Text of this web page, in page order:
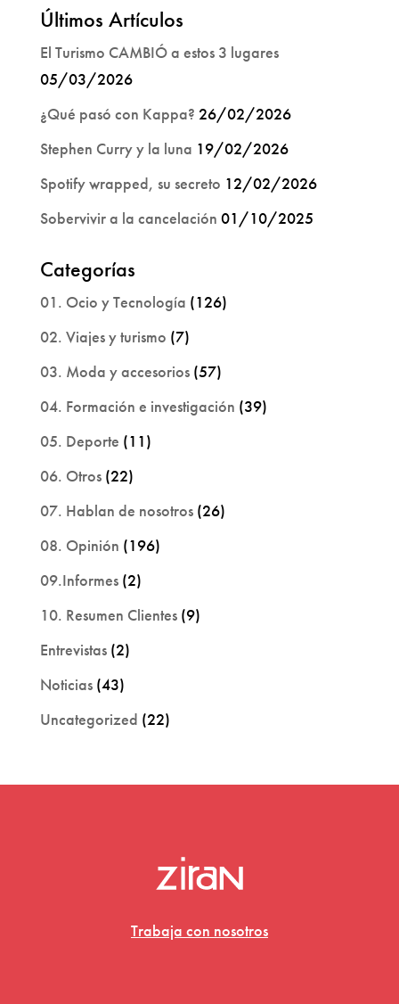
Últimos Artículos
El Turismo CAMBIÓ a estos 3 lugares
05/03/2026
¿Qué pasó con Kappa? 26/02/2026
Stephen Curry y la luna 19/02/2026
Spotify wrapped, su secreto 12/02/2026
Sobervivir a la cancelación 01/10/2025
Categorías
01. Ocio y Tecnología (126)
02. Viajes y turismo (7)
03. Moda y accesorios(57)
04. Formación e investigación (39)
05. Deporte (11)
06. Otros(22)
07. Hablan de nosotros(26)
08. Opinión (196)
09.Informes(2)
10. Resumen Clientes(9)
Entrevistas(2)
Noticias(43)
Uncategorized (22)
Trabaja con nosotros